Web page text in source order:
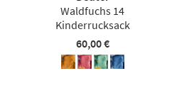
Waldfuchs 14
Kinderrucksack
60,00 €